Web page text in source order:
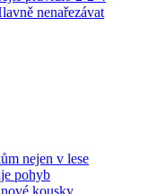
nenařezávat
nejen v lese
pohyb
kousky